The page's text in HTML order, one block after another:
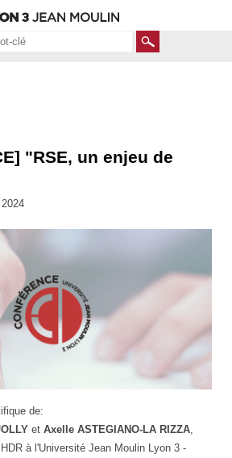
Rechercher
"RSE, un enjeu de
de:
et Axelle ASTEGIANO-LA RIZZA,
à l'Université Jean Moulin Lyon 3 -